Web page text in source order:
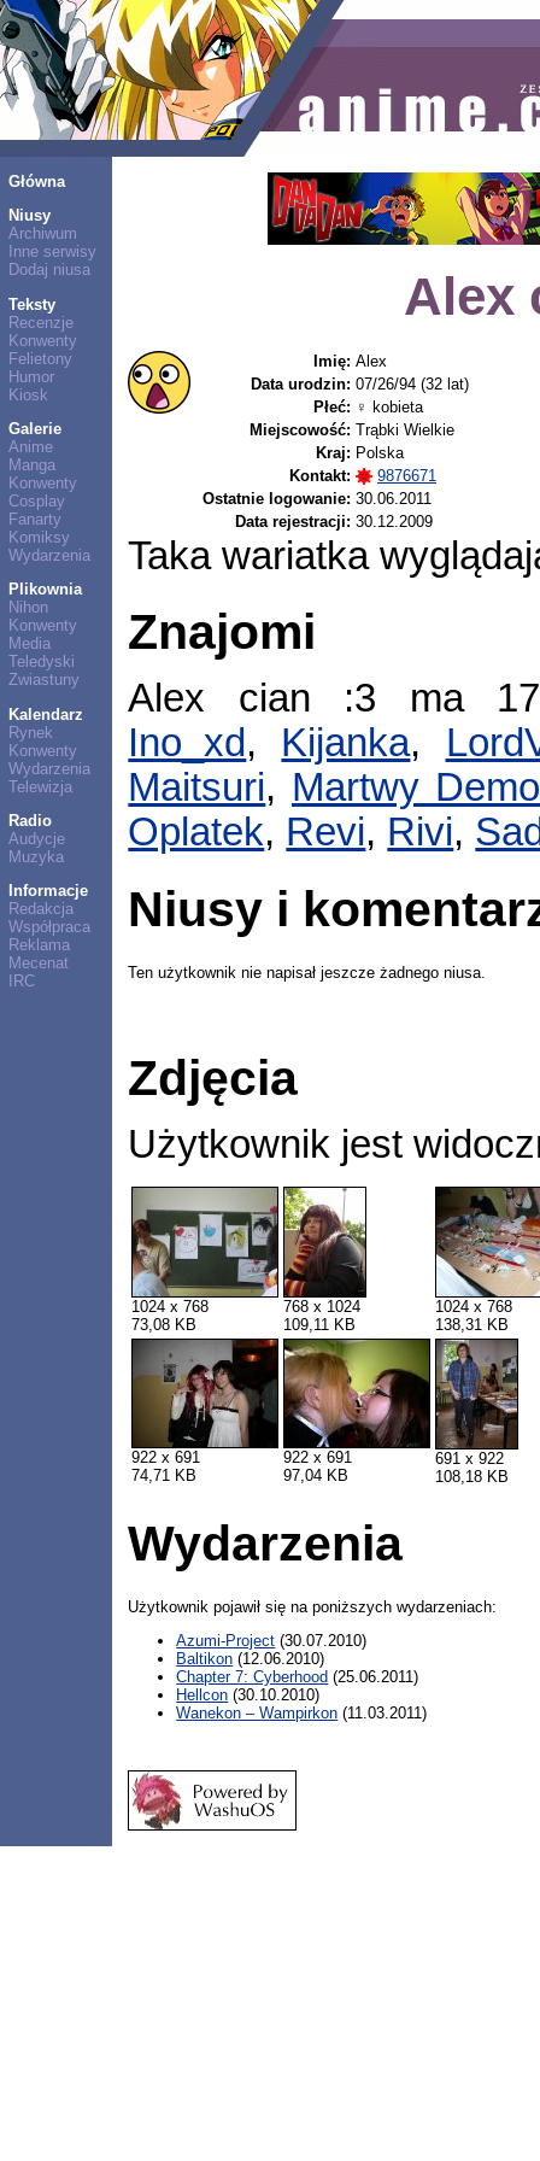
Główna
Niusy
Archiwum
Inne serwisy
Dodaj niusa
Teksty
Recenzje
Konwenty
Felietony
Humor
Kiosk
Galerie
Anime
Manga
Konwenty
Cosplay
Fanarty
Komiksy
Wydarzenia
Plikownia
Nihon
Konwenty
Media
Teledyski
Zwiastuny
Kalendarz
Rynek
Konwenty
Wydarzenia
Telewizja
Radio
Audycje
Muzyka
Informacje
Redakcja
Współpraca
Reklama
Mecenat
IRC
Alex
Imię: Alex
Data urodzin: 07/26/94 (32 lat)
Płeć: ♀ kobieta
Miejscowość: Trąbki Wielkie
Kraj: Polska
Kontakt:
9876671
Ostatnie logowanie: 30.06.2011
Data rejestracji: 30.12.2009
Taka wariatka
Znajomi
Alex cian :3 ma
Ino_xd, Kijanka,
Maitsuri, Martwy
Oplatek, Revi, Rivi,
Niusy i
Ten użytkownik nie napisał jeszcze żadnego niusa.
Zdjęcia
Użytkownik jest
1024 x 768
73,08 KB
768 x 1024
109,11 KB
1024 x 768
138,31 KB
922 x 691
74,71 KB
922 x 691
97,04 KB
691 x 922
108,18 KB
Wydarzenia
Użytkownik pojawił się na poniższych wydarzeniach:
Azumi-Project (30.07.2010)
Baltikon (12.06.2010)
Chapter 7: Cyberhood (25.06.2011)
Hellcon (30.10.2010)
Wanekon – Wampirkon (11.03.2011)